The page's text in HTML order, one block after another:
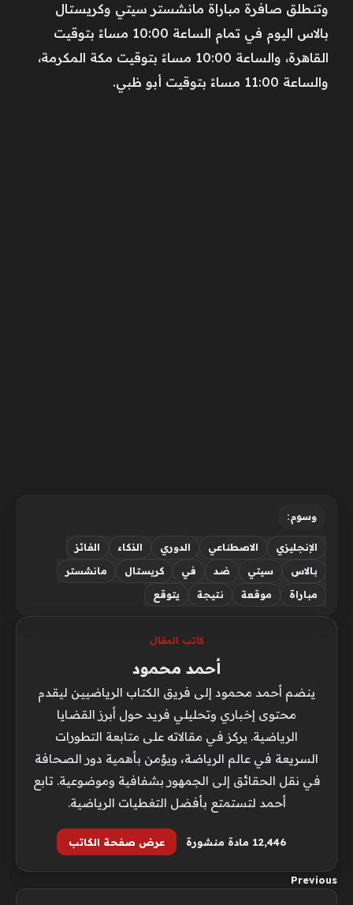
وتنطلق صافرة مباراة مانشستر سيتي وكريستال
بالاس اليوم في تمام الساعة 10:00 مساءً بتوقيت
القاهرة، والساعة 10:00 مساءً بتوقيت مكة المكرمة،
والساعة 11:00 مساءً بتوقيت أبو ظبي.
وسوم:
الإنجليزي الاصطناعي الدوري الذكاء
الفائز
بالاس
سيتي ضد في كريستال
مانشستر
مباراة
موقعة نتيجة يتوقع
كاتب المقال
أحمد محمود
ينضم أحمد محمود إلى فريق الكتاب الرياضيين ليقدم
محتوى إخباري وتحليلي فريد حول أبرز القضايا
الرياضية. يركز في مقالاته على متابعة التطورات
السريعة في عالم الرياضة، ويؤمن بأهمية دور الصحافة
في نقل الحقائق إلى الجمهور بشفافية وموضوعية. تابع
أحمد لتستمتع بأفضل التغطيات الرياضية.
12٬446 مادة منشورة عرض صفحة الكاتب
Previous